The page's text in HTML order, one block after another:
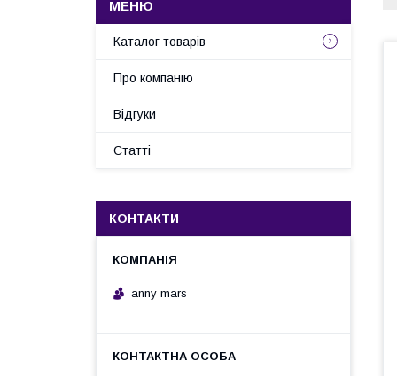
Каталог товарів
Про компанію
Відгуки
Статті
КОНТАКТИ
anny mars